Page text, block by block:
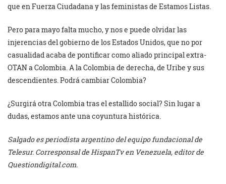
que en Fuerza Ciudadana y las feministas de Estamos Listas.
Pero para mayo falta mucho, y nos e puede olvidar las
injerencias del gobierno de los Estados Unidos, que no por
casualidad acaba de pontificar como aliado principal extra-
OTAN a Colombia. A la Colombia de derecha, de Uribe y sus
descendientes. Podrá cambiar Colombia?
¿Surgirá otra Colombia tras el estallido social? Sin lugar a
dudas, estamos ante una coyuntura histórica.
Salgado es periodista argentino del equipo fundacional de
Telesur. Corresponsal de HispanTv en Venezuela, editor de
Questiondigital.com.